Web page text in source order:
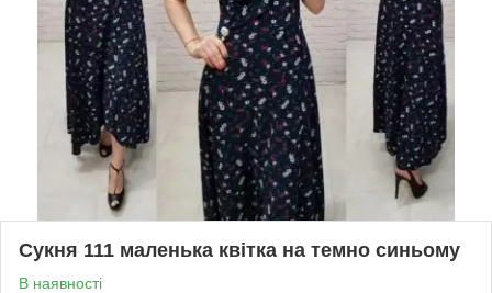
Сукня 111 маленька квітка на темно синьому
В наявності